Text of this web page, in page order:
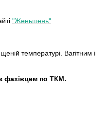
"Женьшень"
температурі. Вагітним і
фахівцем по ТКМ.